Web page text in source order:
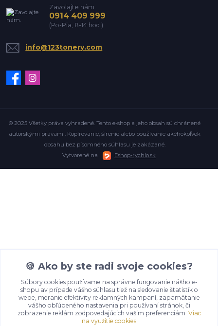
Zavolajte nám.
0914 409 999
(Po-Pia, 8-14 hod.)
info@123tonery.com
© 2025 Všetky práva vyhradené. Tento e-shop a jeho obsah sú chránené
autorskými právami. Kopírovanie, šírenie alebo používanie akéhokoľvek
obsahu bez písomného súhlasu je zakázané.
Vytvorené na
Eshop-rychlo.sk
🍪 Ako by ste radi svoje cookies?
Súbory cookies používame na správne fungovanie nášho e-
shopu av prípade vášho súhlasu tiež na sledovanie štatistík o
webe, meranie efektivity reklamných kampaní, zapamätanie
vášho obľúbeného nastavenia pri používaní stránok, či
zobrazenie reklám zodpovedajúcich vašim preferenciám. Viac
na využitie cookies